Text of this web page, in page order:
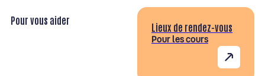
Pour vous aider
Lieux de rendez-vous
Pour les cours